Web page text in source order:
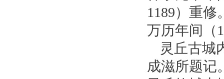
1189）重
万历年间（
灵丘古城
成滋所题记